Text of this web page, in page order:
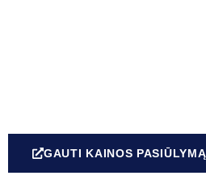
GAUTI KAINOS PASIŪLYMĄ